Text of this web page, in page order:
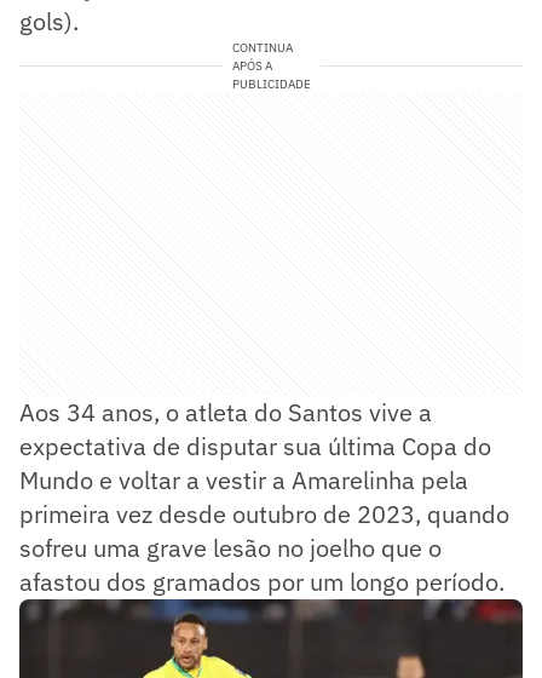
gols).
CONTINUA
APÓS A
PUBLICIDADE
Aos 34 anos, o atleta do Santos vive a
expectativa de disputar sua última Copa do
Mundo e voltar a vestir a Amarelinha pela
primeira vez desde outubro de 2023, quando
sofreu uma grave lesão no joelho que o
afastou dos gramados por um longo período.